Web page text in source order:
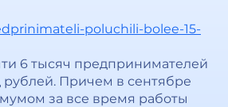
poluchili-bolee-15-
6 тысяч предпринимателей
Причем в сентябре
за все время работы